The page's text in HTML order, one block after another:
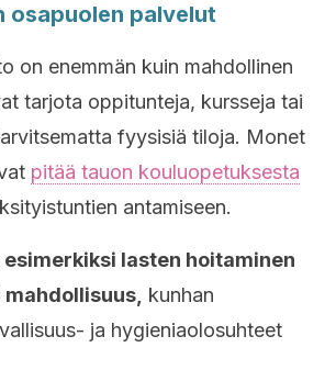
osapuolen palvelut
on enemmän kuin mahdollinen
tarjota oppitunteja, kursseja tai
fyysisiä tiloja. Monet
pitää tauon kouluopetuksesta
antamiseen.
esimerkiksi lasten hoitaminen
kunhan
ja hygieniaolosuhteet